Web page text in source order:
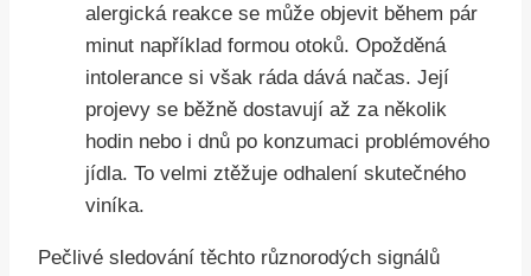
alergická reakce se může objevit během pár
minut například formou otoků. Opožděná
intolerance si však ráda dává načas. Její
projevy se běžně dostavují až za několik
hodin nebo i dnů po konzumaci problémového
jídla. To velmi ztěžuje odhalení skutečného
viníka.
Pečlivé sledování těchto různorodých signálů